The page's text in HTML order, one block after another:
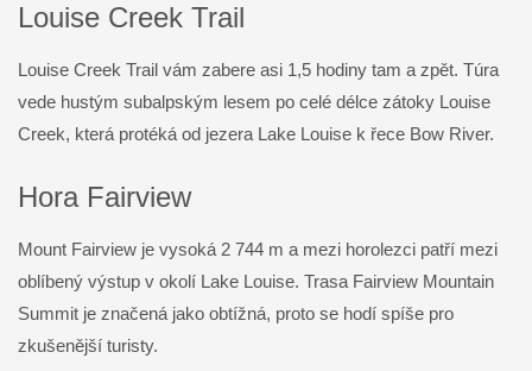
Louise Creek Trail
Louise Creek Trail vám zabere asi 1,5 hodiny tam a zpět. Túra
vede hustým subalpským lesem po celé délce zátoky Louise
Creek, která protéká od jezera Lake Louise k řece Bow River.
Hora Fairview
Mount Fairview je vysoká 2 744 m a mezi horolezci patří mezi
oblíbený výstup v okolí Lake Louise. Trasa Fairview Mountain
Summit je značená jako obtížná, proto se hodí spíše pro
zkušenější turisty.